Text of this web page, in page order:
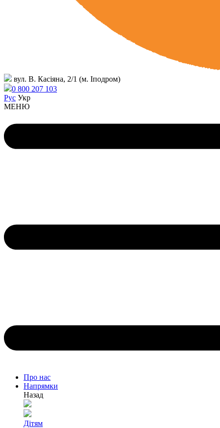
вул. В. Касіяна, 2/1 (м. Іподром)
0 800 207 103
Рус Укр
МЕНЮ
Про нас
Напрямки
Назад
Дітям